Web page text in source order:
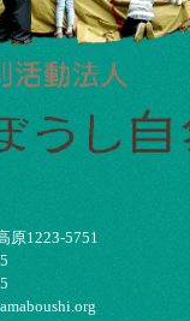
原1223-5751